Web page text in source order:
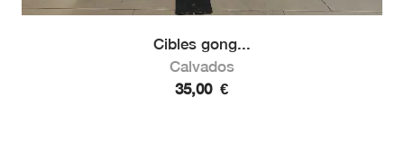
Cibles gong...
Calvados
35,00 €